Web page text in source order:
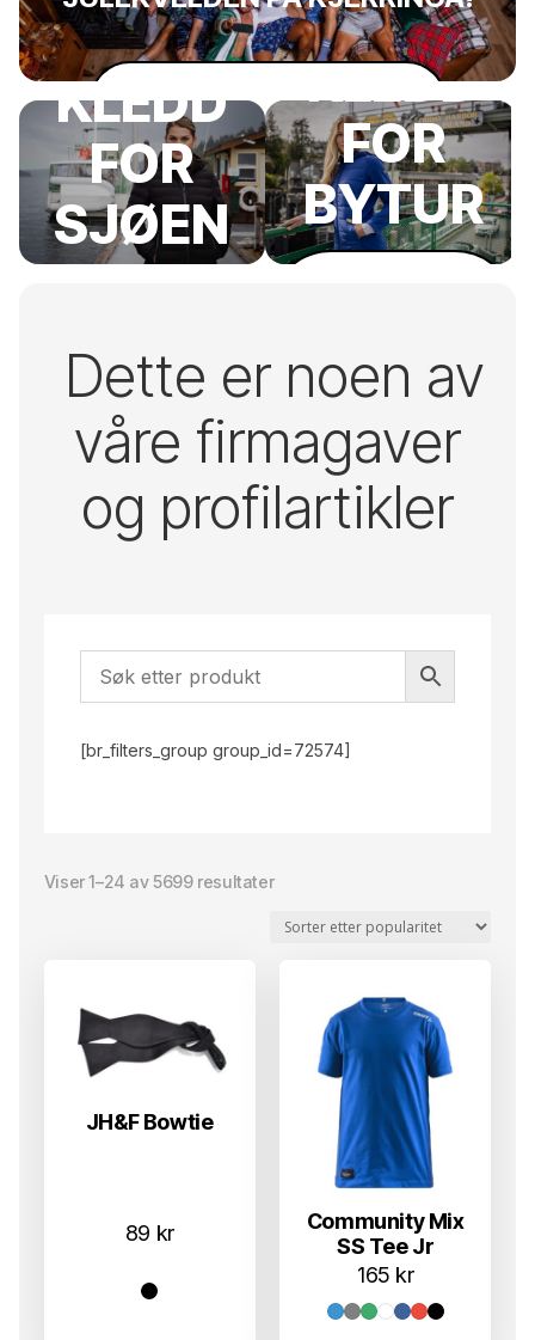
Ja, jeg vil være tidlig ute!
VÆR
KLEDD
FOR
SJØEN
VÆR
KLEDD
FOR
BYTUR
Dette er noen av
våre firmagaver
og profilartikler
[br_filters_group group_id=72574]
Viser 1–24 av 5699 resultaterSortert
propularitet
JH&F Bowtie
89 kr
Community Mix
SS Tee Jr
165 kr